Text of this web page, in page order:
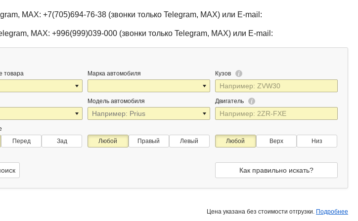
MAX: +7(705)694-76-38 (звонки только Telegram, MAX) или E-mail:
MAX: +996(999)039-000 (звонки только Telegram, MAX) или E-mail:
товара Марка автомобиля
Модель автомобиля
Кузов
Двигатель
Перед Зад Любой Правый Левый Любой Верх Низ
Как правильно искать?
Цена указана без стоимости отгрузки. Подробнее